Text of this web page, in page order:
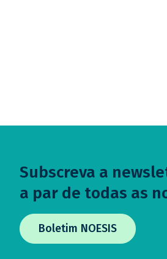
Region
featured
bottom
first
Region
featured
bottom
third
Subscreva a
a par de todas as
Boletim NOESIS